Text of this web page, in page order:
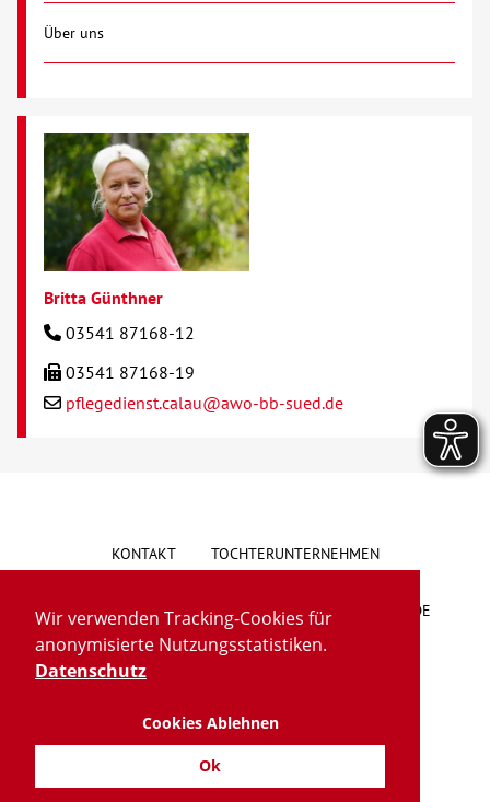
Wir verwenden Tracking-Cookies für
anonymisierte Nutzungsstatistiken.
Datenschutz
Cookies Ablehnen
Ok
Über uns
Britta Günthner
03541 87168-12
03541 87168-19
pflegedienst.calau@awo-bb-sued.de
KONTAKT TOCHTERUNTERNEHMEN
HINWEISGEBERSYSTEM VORSCHLAG/BESCHWERDE
LIEFERKETTENGESETZ
IMPRESSUM DATENSCHUTZ